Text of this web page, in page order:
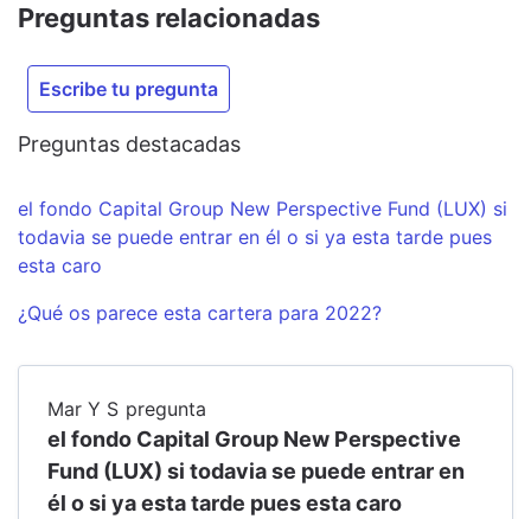
Preguntas relacionadas
Escribe tu pregunta
Preguntas destacadas
el fondo Capital Group New Perspective Fund (LUX) si
todavia se puede entrar en él o si ya esta tarde pues
esta caro
¿Qué os parece esta cartera para 2022?
Mar Y S pregunta
el fondo Capital Group New Perspective
Fund (LUX) si todavia se puede entrar en
él o si ya esta tarde pues esta caro